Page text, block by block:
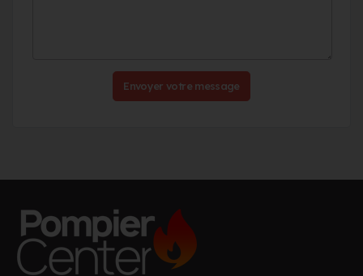
Envoyer votre message